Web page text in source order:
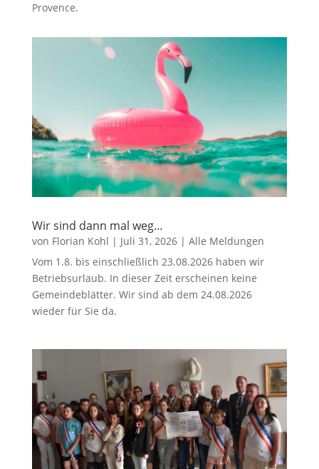
Provence.
Wir sind dann mal weg…
von Florian Kohl | Juli 31, 2026| Alle Meldungen
Vom 1.8. bis einschließlich 23.08.2026 haben wir
Betriebsurlaub. In dieser Zeit erscheinen keine
Gemeindeblätter. Wir sind ab dem 24.08.2026
wieder für Sie da.